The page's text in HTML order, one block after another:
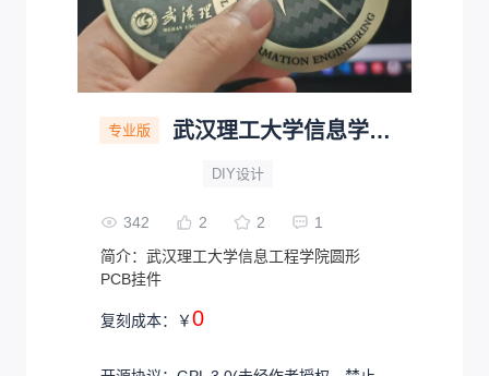
专业版 武汉理工大学信息学院挂件PCB
DIY设计
342 2 2
1
简介： 武汉理工大学信息工程学院圆形
PCB挂件
复刻成本： ￥0